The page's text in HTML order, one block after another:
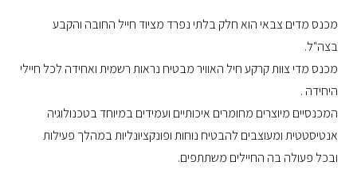
מכנס מדים צבאי הוא חלק בלתי נפרד מציוד חייל החובה והקבע
בצה"ל.
מכנס מדי צוות קרקע חיל האוויר מבטיח נראות רשמית ואחידה לכל חיילי
היחידה .
המכנסיים מיוצרים מחומרים איכותיים ועמידים במיוחד בטכנולוגיה
אנטיסטטית ומעוצבים להבטיח נוחות ופונקציונליות במהלך פעילות
ובכל פעולה בה החיילים משתתפים.